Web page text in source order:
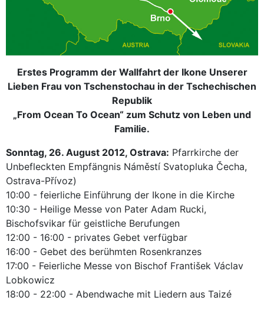
Erstes Programm der Wallfahrt der Ikone Unserer
Lieben Frau von Tschenstochau in der Tschechischen
Republik
„From Ocean To Ocean“ zum Schutz von Leben und
Familie.
Sonntag, 26. August 2012, Ostrava: Pfarrkirche der
Unbefleckten Empfängnis Náměstí Svatopluka Čecha,
Ostrava-Přívoz)
10:00 - feierliche Einführung der Ikone in die Kirche
10:30 - Heilige Messe von Pater Adam Rucki,
Bischofsvikar für geistliche Berufungen
12:00 - 16:00 - privates Gebet verfügbar
16:00 - Gebet des berühmten Rosenkranzes
17:00 - Feierliche Messe von Bischof František Václav
Lobkowicz
18:00 - 22:00 - Abendwache mit Liedern aus Taizé